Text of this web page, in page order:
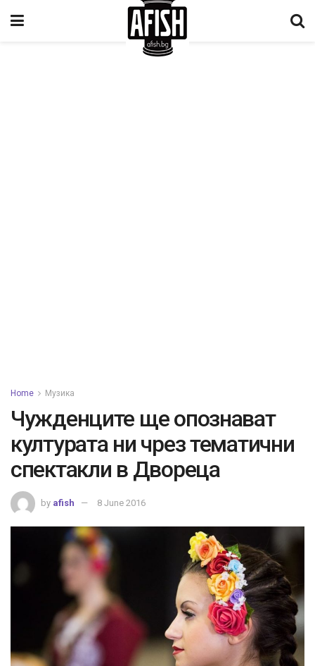
Home Музика
Чужденците ще опознават
културата ни чрез тематични
спектакли в Двореца
by afish 8 June 2016